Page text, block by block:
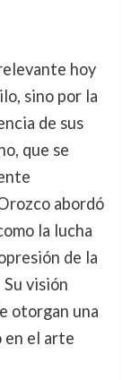
hoy
sino por la
de sus
que se
abordó
la lucha
de la
visión
otorgan una
en el arte